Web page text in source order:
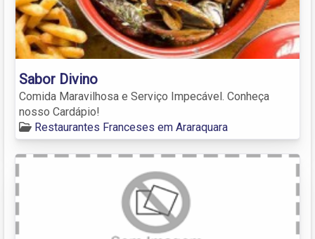
Sabor Divino
Comida Maravilhosa e Serviço Impecável. Conheça
nosso Cardápio!
Restaurantes Franceses em Araraquara